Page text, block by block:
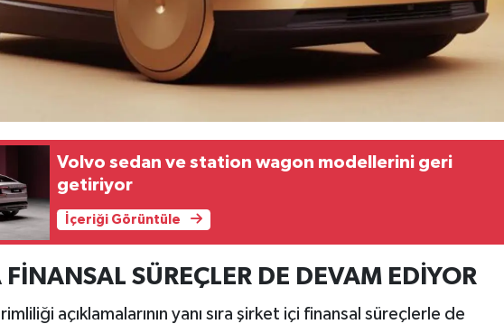
Volvo sedan ve station wagon modellerini geri
getiriyor
İçeriği Görüntüle
FİNANSAL SÜREÇLER DE DEVAM EDİYOR
açıklamalarının yanı sıra şirket içi finansal süreçlerle de